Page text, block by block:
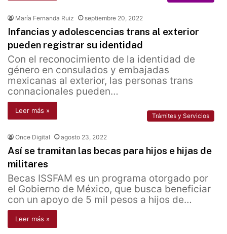
María Fernanda Ruiz septiembre 20, 2022
Infancias y adolescencias trans al exterior
pueden registrar su identidad
Con el reconocimiento de la identidad de
género en consulados y embajadas
mexicanas al exterior, las personas trans
connacionales pueden…
Leer más »
Trámites y Servicios
Once Digital agosto 23, 2022
Así se tramitan las becas para hijos e hijas de
militares
Becas ISSFAM es un programa otorgado por
el Gobierno de México, que busca beneficiar
con un apoyo de 5 mil pesos a hijos de…
Leer más »